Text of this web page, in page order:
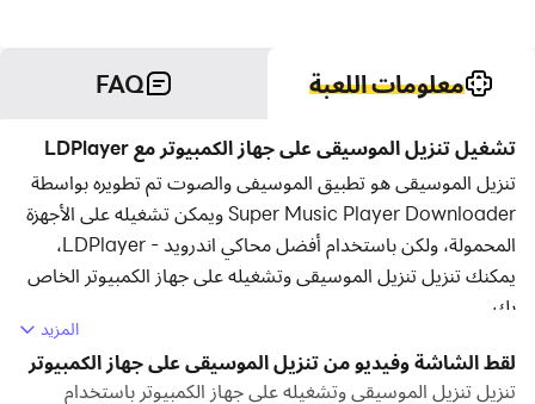
معلومات اللعبة FAQ
تشغيل تنزيل الموسيقى على جهاز الكمبيوتر مع LDPlayer
تنزيل الموسيقى هو تطبيق الموسيفى والصوت تم تطويره بواسطة
Super Music Player Downloader ويمكن تشغيله على الأجهزة
المحمولة، ولكن باستخدام أفضل محاكي اندرويد - LDPlayer،
يمكنك تنزيل تنزيل الموسيقى وتشغيله على جهاز الكمبيوتر الخاص
بك.
تشغيل تنزيل الموسيقى على جهاز الكمبيوتر، يمكنك التصفح
بوضوح على شاشة كبيرة، كما أن التحكم في التطبيقات باستخدام
المزيد
لقط الشاشة وفيديو من تنزيل الموسيقى على جهاز الكمبيوتر
تنزيل تنزيل الموسيقى وتشغيله على جهاز الكمبيوتر باستخدام